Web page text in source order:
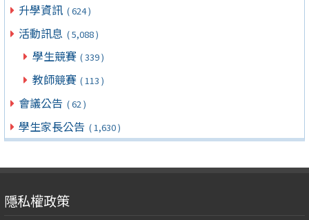
升學資訊 ( 624 )
活動訊息 ( 5,088 )
學生競賽 ( 339 )
教師競賽 ( 113 )
會議公告 ( 62 )
學生家長公告 ( 1,630 )
隱私權政策